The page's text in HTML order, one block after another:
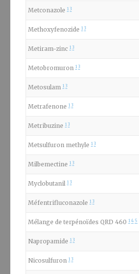
Metconazole 1 3
Methoxyfenozide 1 3
Metiram-zinc 1 3
Metobromuron 1 3
Metosulam 1 3
Metrafenone 1 3
Metribuzine 1 3
Metsulfuron methyle 1 3
Milbemectine 1 3
Myclobutanil 1 3
Méfentrifluconazole 1 3
Mélange de terpénoïdes QRD 460 1 4 5
Napropamide 1 3
Nicosulfuron 1 3